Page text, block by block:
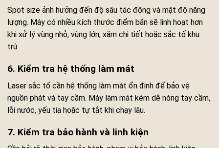
Spot size ảnh hưởng đến độ sâu tác động và mật độ năng
lượng. Máy có nhiều kích thước điểm bắn sẽ linh hoạt hơn
khi xử lý vùng nhỏ, vùng lớn, xăm chi tiết hoặc sắc tố khu
trú.
6. Kiểm tra hệ thống làm mát
Laser sắc tố cần hệ thống làm mát ổn định để bảo vệ
nguồn phát và tay cầm. Máy làm mát kém dễ nóng tay cầm,
lỗi nước, yếu tia hoặc tự tắt khi chạy lâu.
7. Kiểm tra bảo hành và linh kiện